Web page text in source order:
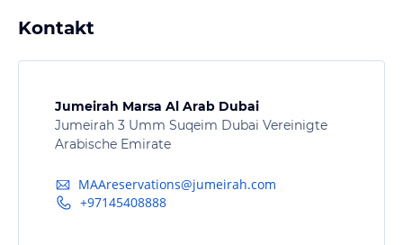
Kontakt
Jumeirah Marsa Al Arab Dubai
Jumeirah 3 Umm Suqeim Dubai Vereinigte
Arabische Emirate
MAAreservations@jumeirah.com
+97145408888